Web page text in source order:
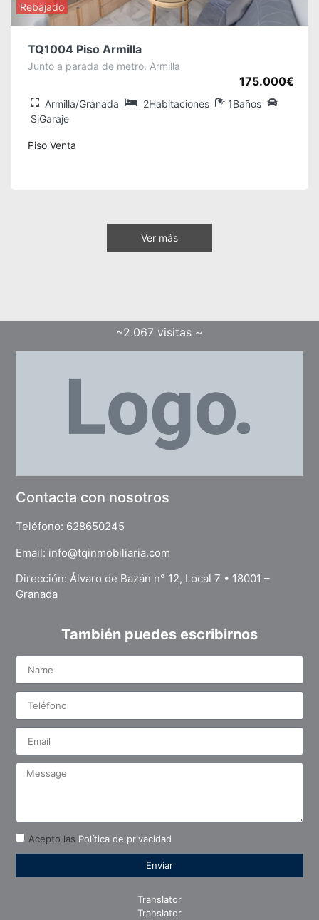
175.000€
Rebajado
TQ1004 Piso Armilla
Junto a parada de metro. Armilla
Armilla/Granada 2Habitaciones
1Baños
SiGaraje
Piso Venta
Ver más
~2.067 visitas ~
Contacta con nosotros
Teléfono: 628650245
Email: info@tqinmobiliaria.com
Dirección: Álvaro de Bazán n° 12, Local 7 • 18001 –
Granada
También puedes escribirnos
Acepto las Política de privacidad
Enviar
Translator
Translator